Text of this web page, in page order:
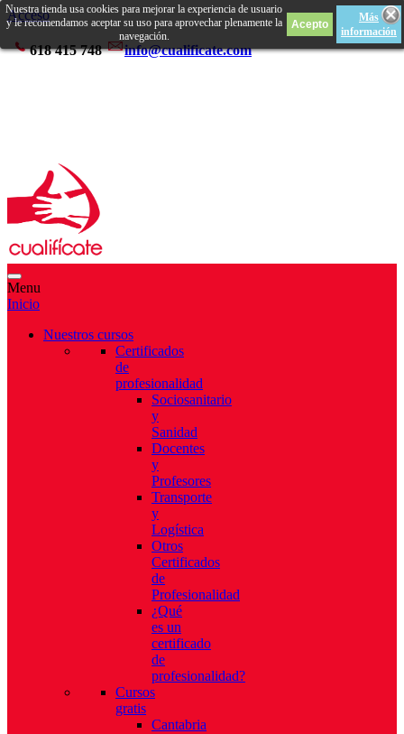
Acceso
618 415 748 info@cualificate.com
Nuestra tienda usa cookies para mejorar la experiencia de usuario
y le recomendamos aceptar su uso para aprovechar plenamente la
navegación.
Más
información
Menu
Inicio
Nuestros cursos
Certificados
de
profesionalidad
Sociosanitario
y
Sanidad
Docentes
y
Profesores
Transporte
y
Logística
Otros
Certificados
de
Profesionalidad
¿Qué
es un
certificado
de
profesionalidad?
Cursos
gratis
Cantabria